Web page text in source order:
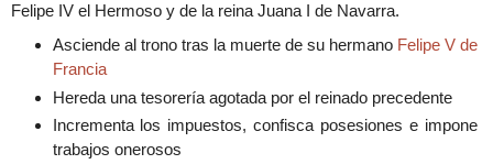
Felipe IV el Hermoso y de la reina Juana I de Navarra.
Asciende al trono tras la muerte de su hermano Felipe V de
Francia
Hereda una tesorería agotada por el reinado precedente
Incrementa los impuestos, confisca posesiones e impone
trabajos onerosos